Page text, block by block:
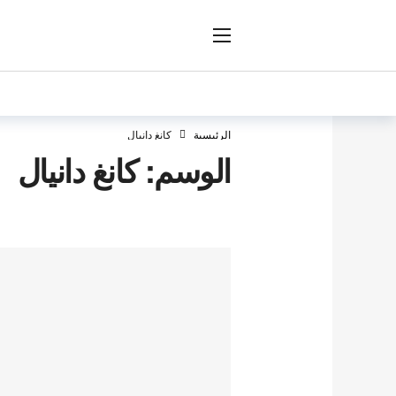
الرئيسية كانغ دانيال
الوسم:كانغ دانيال